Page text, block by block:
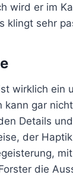
wird er im
klingt sehr
wirklich ein
kann gar
Details
der
die